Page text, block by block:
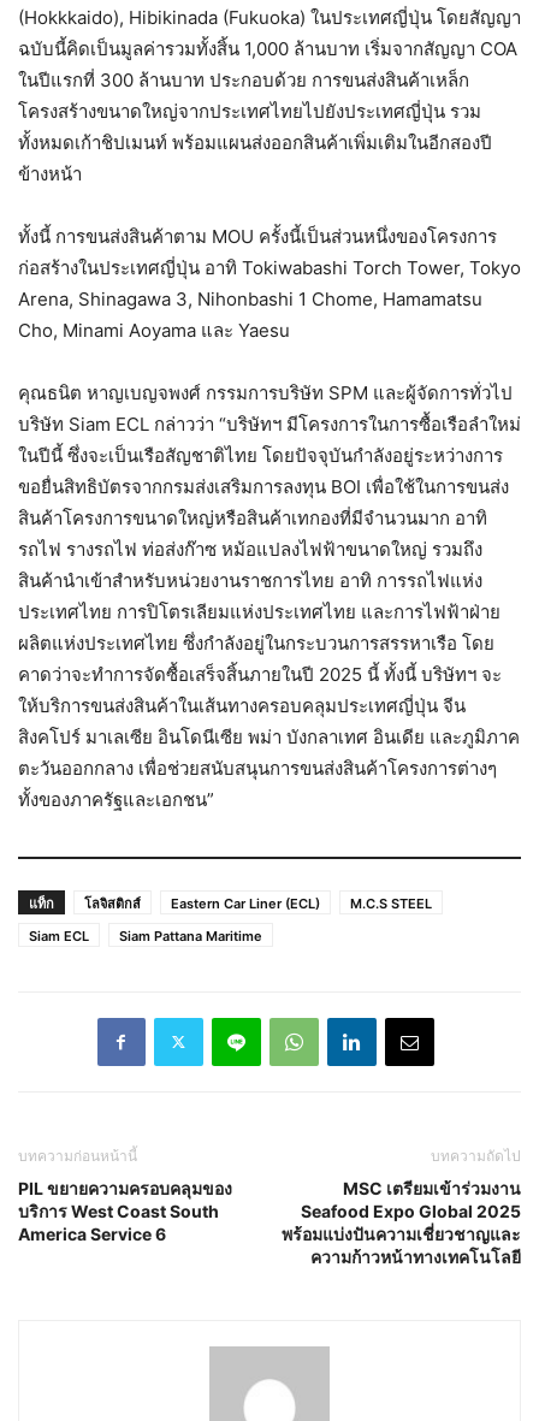
(Hokkkaido), Hibikinada (Fukuoka) ในประเทศญี่ปุ่น โดยสัญญา
ฉบับนี้คิดเป็นมูลค่ารวมทั้งสิ้น 1,000 ล้านบาท เริ่มจากสัญญา COA
ในปีแรกที่ 300 ล้านบาท ประกอบด้วย การขนส่งสินค้าเหล็ก
โครงสร้างขนาดใหญ่จากประเทศไทยไปยังประเทศญี่ปุ่น รวม
ทั้งหมดเก้าชิปเมนท์ พร้อมแผนส่งออกสินค้าเพิ่มเติมในอีกสองปี
ข้างหน้า
ทั้งนี้ การขนส่งสินค้าตาม MOU ครั้งนี้เป็นส่วนหนึ่งของโครงการ
ก่อสร้างในประเทศญี่ปุ่น อาทิ Tokiwabashi Torch Tower, Tokyo
Arena, Shinagawa 3, Nihonbashi 1 Chome, Hamamatsu
Cho, Minami Aoyama และ Yaesu
คุณธนิต หาญเบญจพงศ์ กรรมการบริษัท SPM และผู้จัดการทั่วไป
บริษัท Siam ECL กล่าวว่า “บริษัทฯ มีโครงการในการซื้อเรือลำใหม่
ในปีนี้ ซึ่งจะเป็นเรือสัญชาติไทย โดยปัจจุบันกำลังอยู่ระหว่างการ
ขอยื่นสิทธิบัตรจากกรมส่งเสริมการลงทุน BOI เพื่อใช้ในการขนส่ง
สินค้าโครงการขนาดใหญ่หรือสินค้าเทกองที่มีจำนวนมาก อาทิ
รถไฟ รางรถไฟ ท่อส่งก๊าซ หม้อแปลงไฟฟ้าขนาดใหญ่ รวมถึง
สินค้านำเข้าสำหรับหน่วยงานราชการไทย อาทิ การรถไฟแห่ง
ประเทศไทย การปิโตรเลียมแห่งประเทศไทย และการไฟฟ้าฝ่าย
ผลิตแห่งประเทศไทย ซึ่งกำลังอยู่ในกระบวนการสรรหาเรือ โดย
คาดว่าจะทำการจัดซื้อเสร็จสิ้นภายในปี 2025 นี้ ทั้งนี้ บริษัทฯ จะ
ให้บริการขนส่งสินค้าในเส้นทางครอบคลุมประเทศญี่ปุ่น จีน
สิงคโปร์ มาเลเซีย อินโดนีเซีย พม่า บังกลาเทศ อินเดีย และภูมิภาค
ตะวันออกกลาง เพื่อช่วยสนับสนุนการขนส่งสินค้าโครงการต่างๆ
ทั้งของภาครัฐและเอกชน”
แท็ก โลจิสติกส์ Eastern Car Liner (ECL)
M.C.S STEEL
Siam ECL
Siam Pattana Maritime
บทความก่อนหน้านี้
PIL ขยายความครอบคลุมของ
บริการ West Coast South
America Service 6
บทความถัดไป
MSC เตรียมเข้าร่วมงาน
Seafood Expo Global 2025
พร้อมแบ่งปันความเชี่ยวชาญและ
ความก้าวหน้าทางเทคโนโลยี